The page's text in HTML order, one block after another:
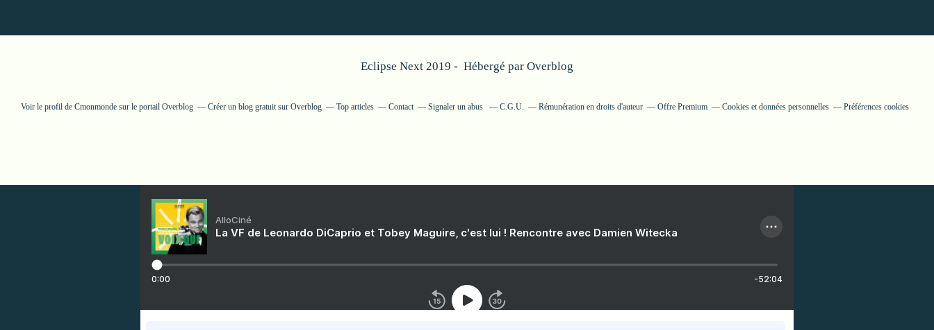
Eclipse Next 2019 - Hébergé par Overblog
Voir le profil de Cmonmonde sur le portail Overblog Créer un blog gratuit sur Overblog Top articles Contact Signaler un abus C.G.U. Rémunération en droits d'auteur Offre Premium Cookies et données personnelles Préférences cookies
AlloCiné
La VF de Leonardo DiCaprio et Tobey Maguire, c'est lui ! Rencontre avec Damien Witecka
0:00 -52:04